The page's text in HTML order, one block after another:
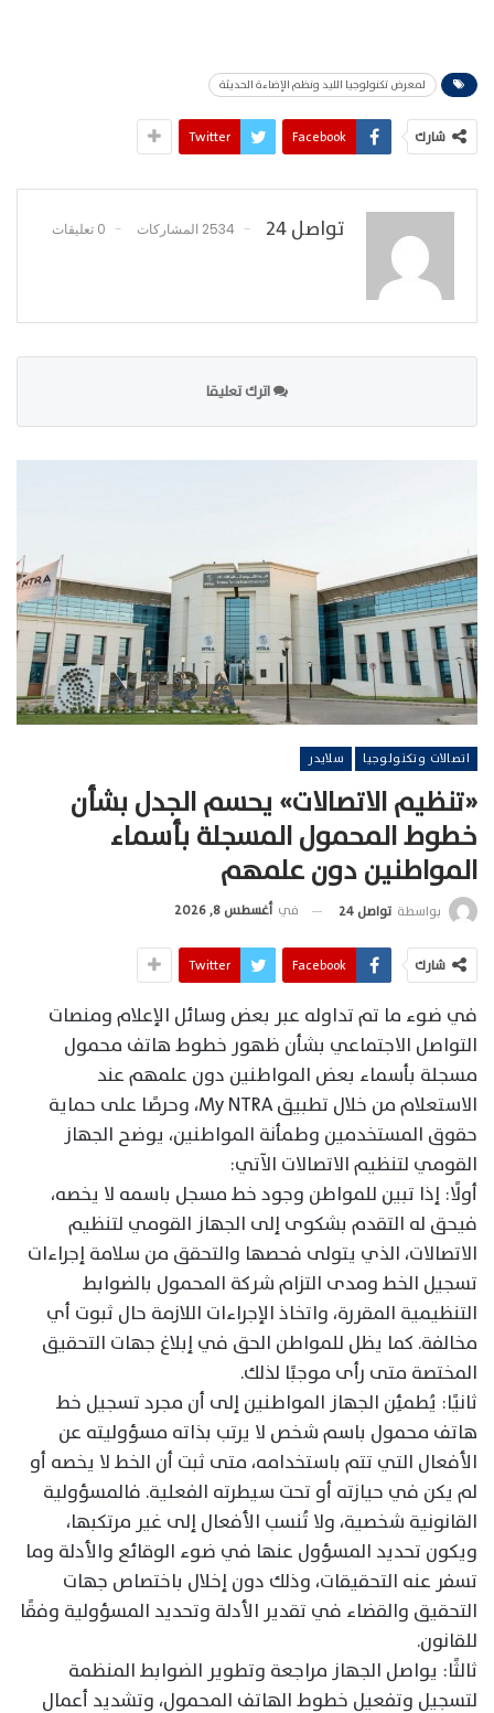
لمعرض تكنولوجيا الليد ونظم الإضاءة الحديثة
شارك Facebook
Twitter
تواصل 24 2534 المشاركات 0 تعليقات
اترك تعليقا
اتصالات وتكنولوجيا سلايدر
«تنظيم الاتصالات» يحسم الجدل بشأن
خطوط المحمول المسجلة بأسماء
المواطنين دون علمهم
بواسطة تواصل 24 في أغسطس 8, 2026
شارك Facebook
Twitter
في ضوء ما تم تداوله عبر بعض وسائل الإعلام ومنصات
التواصل الاجتماعي بشأن ظهور خطوط هاتف محمول
مسجلة بأسماء بعض المواطنين دون علمهم عند
الاستعلام من خلال تطبيق My NTRA، وحرصًا على حماية
حقوق المستخدمين وطمأنة المواطنين، يوضح الجهاز
القومي لتنظيم الاتصالات الآتي:
أولًا: إذا تبين للمواطن وجود خط مسجل باسمه لا يخصه،
فيحق له التقدم بشكوى إلى الجهاز القومي لتنظيم
الاتصالات، الذي يتولى فحصها والتحقق من سلامة إجراءات
تسجيل الخط ومدى التزام شركة المحمول بالضوابط
التنظيمية المقررة، واتخاذ الإجراءات اللازمة حال ثبوت أي
مخالفة. كما يظل للمواطن الحق في إبلاغ جهات التحقيق
المختصة متى رأى موجبًا لذلك.
ثانيًا: يُطمئِن الجهاز المواطنين إلى أن مجرد تسجيل خط
هاتف محمول باسم شخص لا يرتب بذاته مسؤوليته عن
الأفعال التي تتم باستخدامه، متى ثبت أن الخط لا يخصه أو
لم يكن في حيازته أو تحت سيطرته الفعلية. فالمسؤولية
القانونية شخصية، ولا تُنسب الأفعال إلى غير مرتكبها،
ويكون تحديد المسؤول عنها في ضوء الوقائع والأدلة وما
تسفر عنه التحقيقات، وذلك دون إخلال باختصاص جهات
التحقيق والقضاء في تقدير الأدلة وتحديد المسؤولية وفقًا
للقانون.
ثالثًا: يواصل الجهاز مراجعة وتطوير الضوابط المنظمة
لتسجيل وتفعيل خطوط الهاتف المحمول، وتشديد أعمال